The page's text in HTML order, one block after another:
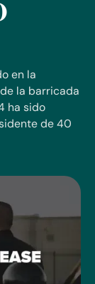
en la
la barricada
ha sido
de 40